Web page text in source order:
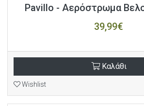
Pavillo - Αερόστρωμα
39,99€
Καλάθι
Wishlist